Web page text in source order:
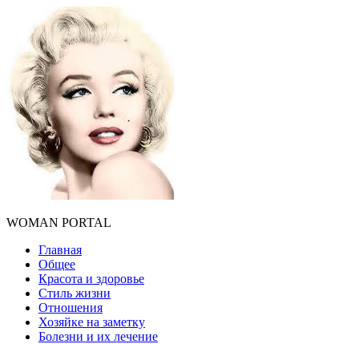
WOMAN PORTAL
Главная
Общее
Красота и здоровье
Стиль жизни
Отношения
Хозяйке на заметку
Болезни и их лечение